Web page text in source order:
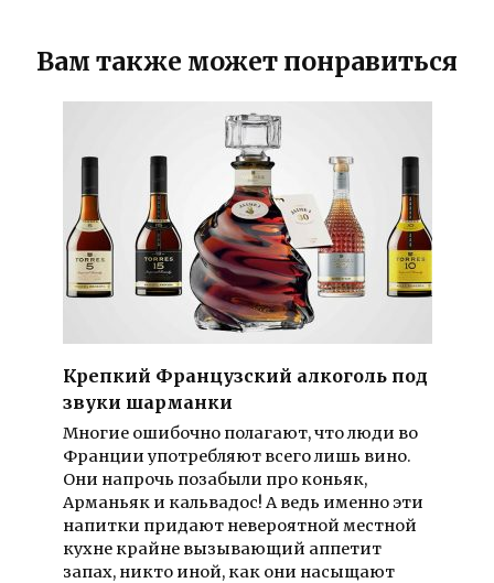
Вам также может понравиться
Крепкий Французский алкоголь под
звуки шарманки
Многие ошибочно полагают, что люди во
Франции употребляют всего лишь вино.
Они напрочь позабыли про коньяк,
Арманьяк и кальвадос! А ведь именно эти
напитки придают невероятной местной
кухне крайне вызывающий аппетит
запах, никто иной, как они насыщают